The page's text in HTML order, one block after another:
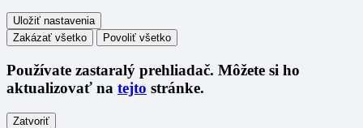
Uložiť nastavenia
Zakázať všetko
Povoliť všetko
Používate zastaralý prehliadač. Môžete si ho
aktualizovať na tejto stránke.
Zatvoriť